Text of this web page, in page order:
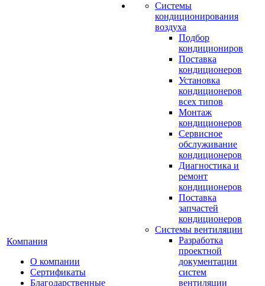
Компания
О компании
Сертификаты
Благодарственные
Системы
кондиционирования
воздуха
Подбор
кондициониров
Поставка
кондиционеров
Установка
кондиционеров
всех типов
Монтаж
кондиционеров
Сервисное
обслуживание
кондиционеров
Диагностика и
ремонт
кондиционеров
Поставка
запчастей
кондиционеров
Системы вентиляции
Разработка
проектной
документации
систем
вентиляции